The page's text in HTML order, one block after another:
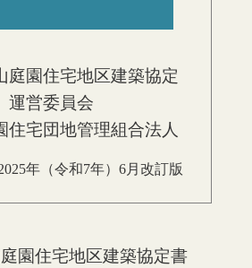
庭園住宅地区建築協定
運営委員会
住宅団地管理組合法人
年（令和7年）6月改訂版
園住宅地区建築協定書